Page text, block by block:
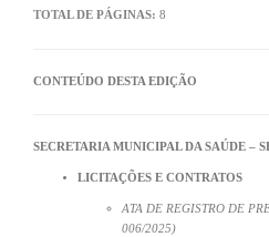
TOTAL DE PÁGINAS: 8
CONTEÚDO DESTA EDIÇÃO
SECRETARIA MUNICIPAL DA SAÚDE –
LICITAÇÕES E CONTRATOS
ATA DE REGISTRO DE
006/2025)